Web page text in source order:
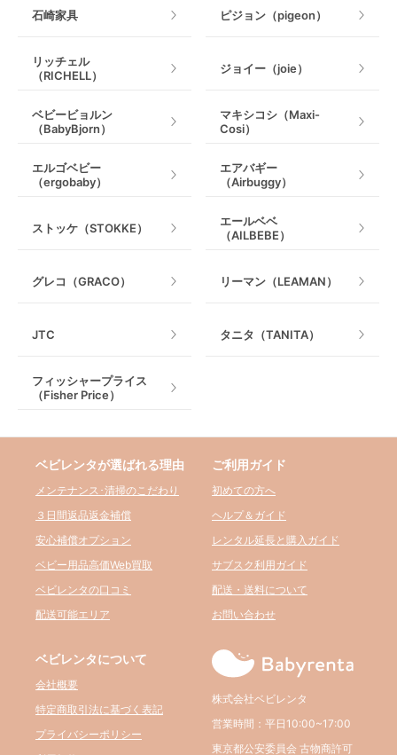
石崎家具 ピジョン（pigeon）
リッチェル
（RICHELL）
ジョイー（joie）
ベビービョルン
（BabyBjorn）
マキシコシ（Maxi-
Cosi）
エルゴベビー
（ergobaby）
エアバギー
（Airbuggy）
ストッケ（STOKKE）
エールベベ
（AILBEBE）
グレコ（GRACO） リーマン（LEAMAN）
JTC タニタ（TANITA）
フィッシャープライス
（Fisher Price）
ベビレンタが選ばれる理由
メンテナンス･清掃のこだわり
３日間返品返金補償
安心補償オプション
ベビー用品高価Web買取
ベビレンタの口コミ
配送可能エリア
ご利用ガイド
初めての方へ
ヘルプ＆ガイド
レンタル延長と購入ガイド
サブスク利用ガイド
配送・送料について
お問い合わせ
ベビレンタについて
会社概要
特定商取引法に基づく表記
プライバシーポリシー
株式会社ベビレンタ
営業時間：平日10:00~17:00
東京都公安委員会 古物商許可